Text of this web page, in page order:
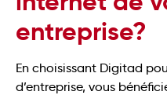
entreprise?
En choisissant Digitad
d’entreprise, vous